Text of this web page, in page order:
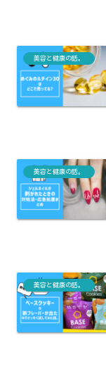
美容と健康の話。
美容と健康の話。
美容と健康の話。